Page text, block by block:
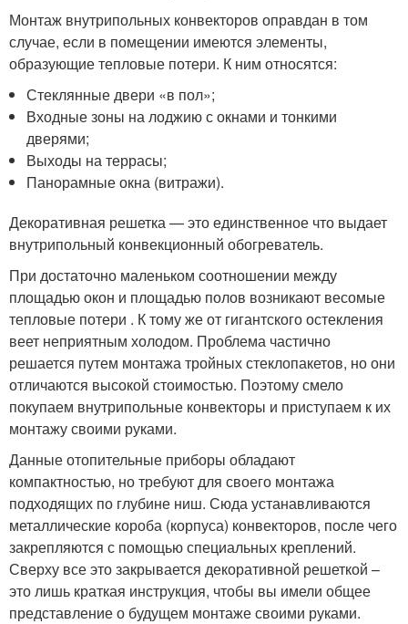
Монтаж внутрипольных конвекторов оправдан в том
случае, если в помещении имеются элементы,
образующие тепловые потери. К ним относятся:
Стеклянные двери «в пол»;
Входные зоны на лоджию с окнами и тонкими
дверями;
Выходы на террасы;
Панорамные окна (витражи).
Декоративная решетка — это единственное что выдает
внутрипольный конвекционный обогреватель.
При достаточно маленьком соотношении между
площадью окон и площадью полов возникают весомые
тепловые потери . К тому же от гигантского остекления
веет неприятным холодом. Проблема частично
решается путем монтажа тройных стеклопакетов, но они
отличаются высокой стоимостью. Поэтому смело
покупаем внутрипольные конвекторы и приступаем к их
монтажу своими руками.
Данные отопительные приборы обладают
компактностью, но требуют для своего монтажа
подходящих по глубине ниш. Сюда устанавливаются
металлические короба (корпуса) конвекторов, после чего
закрепляются с помощью специальных креплений.
Сверху все это закрывается декоративной решеткой –
это лишь краткая инструкция, чтобы вы имели общее
представление о будущем монтаже своими руками.